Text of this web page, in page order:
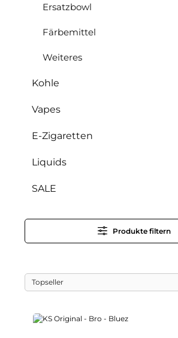
Ersatzbowl
Färbemittel
Weiteres
Kohle
Vapes
E-Zigaretten
Liquids
SALE
Produkte filtern